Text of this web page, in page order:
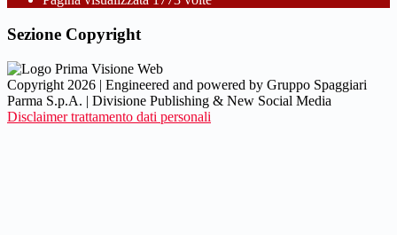
Sezione Copyright
Copyright 2026 | Engineered and powered by Gruppo Spaggiari
Parma S.p.A. | Divisione Publishing & New Social Media
Disclaimer trattamento dati personali